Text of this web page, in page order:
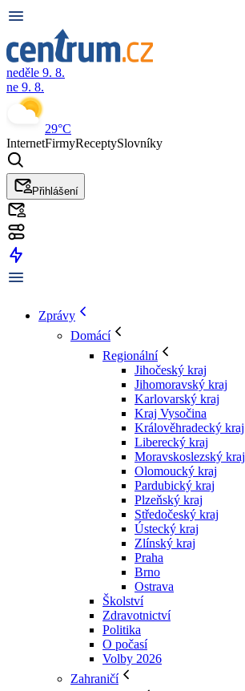
neděle 9. 8.
ne 9. 8.
29°C
InternetFirmyReceptySlovníky
Přihlášení
Zprávy
Domácí
Regionální
Jihočeský kraj
Jihomoravský kraj
Karlovarský kraj
Kraj Vysočina
Králověhradecký kraj
Liberecký kraj
Moravskoslezský kraj
Olomoucký kraj
Pardubický kraj
Plzeňský kraj
Středočeský kraj
Ústecký kraj
Zlínský kraj
Praha
Brno
Ostrava
Školství
Zdravotnictví
Politika
O počasí
Volby 2026
Zahraničí